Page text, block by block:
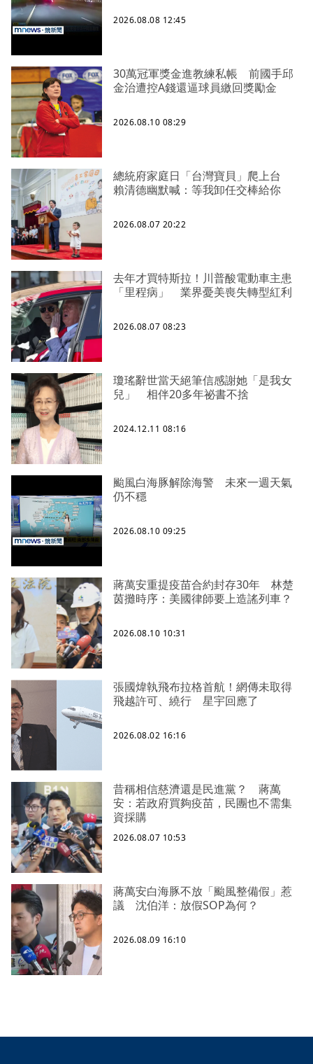
2026.08.08 12:45
30萬冠軍獎金進教練私帳 前國手邱
金治遭控A錢還逼球員繳回獎勵金
2026.08.10 08:29
總統府家庭日「台灣寶貝」爬上台
賴清德幽默喊：等我卸任交棒給你
2026.08.07 20:22
去年才買特斯拉！川普酸電動車主患
「里程病」 業界憂美喪失轉型紅利
2026.08.07 08:23
瓊瑤辭世當天絕筆信感謝她「是我女
兒」 相伴20多年祕書不捨
2024.12.11 08:16
颱風白海豚解除海警 未來一週天氣
仍不穩
2026.08.10 09:25
蔣萬安重提疫苗合約封存30年 林楚
茵攤時序：美國律師要上造謠列車？
2026.08.10 10:31
張國煒執飛布拉格首航！網傳未取得
飛越許可、繞行 星宇回應了
2026.08.02 16:16
昔稱相信慈濟還是民進黨？ 蔣萬
安：若政府買夠疫苗，民團也不需集
資採購
2026.08.07 10:53
蔣萬安白海豚不放「颱風整備假」惹
議 沈伯洋：放假SOP為何？
2026.08.09 16:10